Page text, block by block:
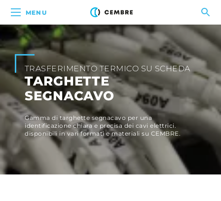
MENU
TRASFERIMENTO TERMICO SU SCHEDA
TARGHETTE
SEGNACAVO
Gamma di targhette segnacavo per una
identificazione chiara e precisa dei cavi elettrici.
disponibili in vari formati e materiali su CEMBRE.